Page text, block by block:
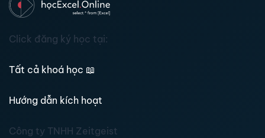
Click đăng ký học tại:
Tất cả khoá học 📖
Hướng dẫn kích hoạt
Công ty TNHH Zeitgeist